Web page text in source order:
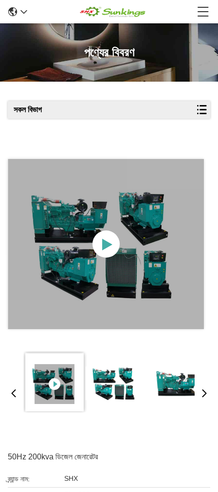
পণ্যের বিবরণ
সকল বিভাগ
50Hz 200kva ডিজেল জেনারেটর
ব্র্যান্ড নাম: SHX